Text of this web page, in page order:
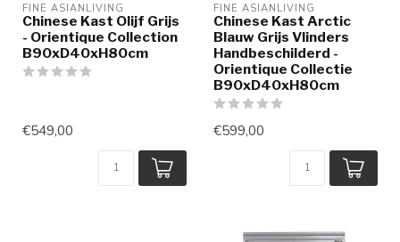
FINE ASIANLIVING
Chinese Kast Olijf Grijs
- Orientique Collection
B90xD40xH80cm
€549,00
FINE ASIANLIVING
Chinese Kast Arctic
Blauw Grijs Vlinders
Handbeschilderd -
Orientique Collectie
B90xD40xH80cm
€599,00